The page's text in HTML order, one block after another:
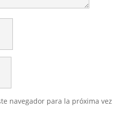
navegador para la próxima vez